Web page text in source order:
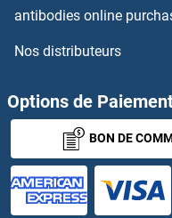
HIGD1B Anticorps
High Mobility Group AT-
High Mobility Group
HILPDA Anticorps
antibodies online
Nos distributeurs
Options de
BON DE